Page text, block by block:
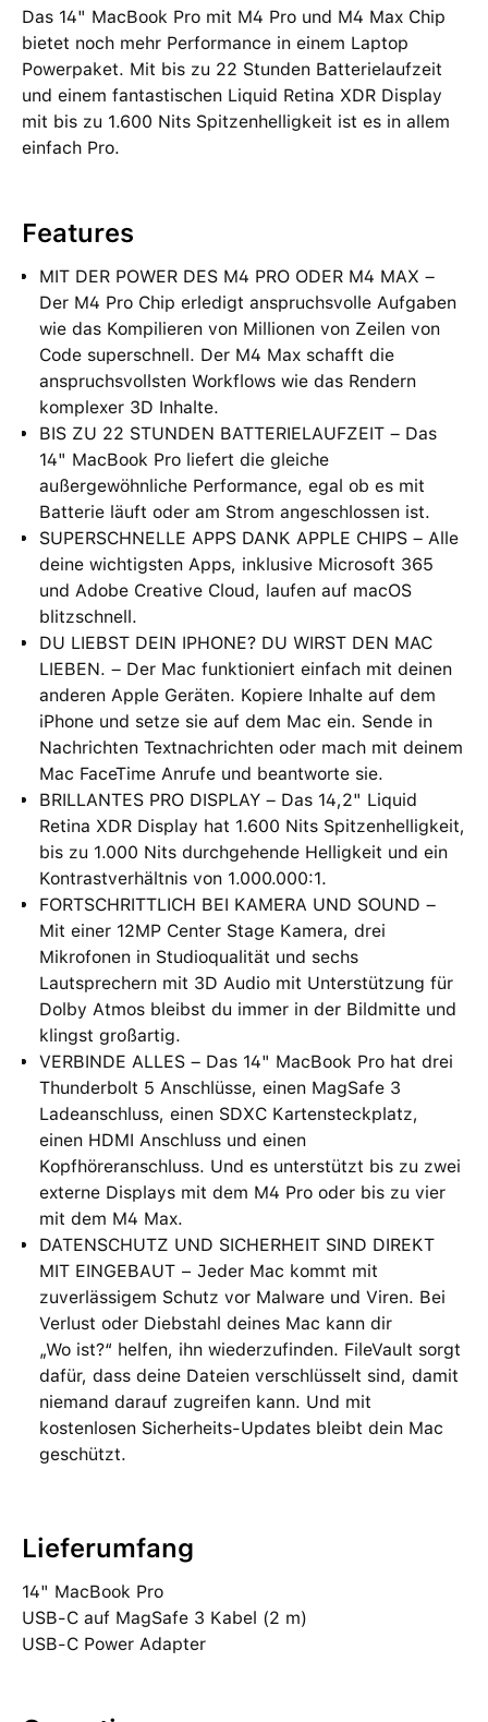
Das 14" MacBook Pro mit M4 Pro und M4 Max Chip
bietet noch mehr Performance in einem Laptop
Powerpaket. Mit bis zu 22 Stunden Batterielaufzeit
und einem fantastischen Liquid Retina XDR Display
mit bis zu 1.600 Nits Spitzenhelligkeit ist es in allem
einfach Pro.
Features
MIT DER POWER DES M4 PRO ODER M4 MAX –
Der M4 Pro Chip erledigt anspruchsvolle Aufgaben
wie das Kompilieren von Millionen von Zeilen von
Code superschnell. Der M4 Max schafft die
anspruchsvollsten Workflows wie das Rendern
komplexer 3D Inhalte.
BIS ZU 22 STUNDEN BATTERIELAUFZEIT – Das
14" MacBook Pro liefert die gleiche
außergewöhnliche Performance, egal ob es mit
Batterie läuft oder am Strom angeschlossen ist.
SUPERSCHNELLE APPS DANK APPLE CHIPS – Alle
deine wichtigsten Apps, inklusive Microsoft 365
und Adobe Creative Cloud, laufen auf macOS
blitzschnell.
DU LIEBST DEIN IPHONE? DU WIRST DEN MAC
LIEBEN. – Der Mac funktioniert einfach mit deinen
anderen Apple Geräten. Kopiere Inhalte auf dem
iPhone und setze sie auf dem Mac ein. Sende in
Nachrichten Textnachrichten oder mach mit deinem
Mac FaceTime Anrufe und beantworte sie.
BRILLANTES PRO DISPLAY – Das 14,2" Liquid
Retina XDR Display hat 1.600 Nits Spitzenhelligkeit,
bis zu 1.000 Nits durchgehende Helligkeit und ein
Kontrastverhältnis von 1.000.000:1.
FORTSCHRITTLICH BEI KAMERA UND SOUND –
Mit einer 12MP Center Stage Kamera, drei
Mikrofonen in Studioqualität und sechs
Lautsprechern mit 3D Audio mit Unterstützung für
Dolby Atmos bleibst du immer in der Bildmitte und
klingst großartig.
VERBINDE ALLES – Das 14" MacBook Pro hat drei
Thunderbolt 5 Anschlüsse, einen MagSafe 3
Ladeanschluss, einen SDXC Kartensteckplatz,
einen HDMI Anschluss und einen
Kopfhöreranschluss. Und es unterstützt bis zu zwei
externe Displays mit dem M4 Pro oder bis zu vier
mit dem M4 Max.
DATENSCHUTZ UND SICHERHEIT SIND DIREKT
MIT EINGEBAUT − Jeder Mac kommt mit
zuverlässigem Schutz vor Malware und Viren. Bei
Verlust oder Diebstahl deines Mac kann dir
„Wo ist?“ helfen, ihn wiederzufinden. FileVault sorgt
dafür, dass deine Dateien verschlüsselt sind, damit
niemand darauf zugreifen kann. Und mit
kostenlosen Sicherheits-Updates bleibt dein Mac
geschützt.
Lieferumfang
14" MacBook Pro
USB‑C auf MagSafe 3 Kabel (2 m)
USB‑C Power Adapter